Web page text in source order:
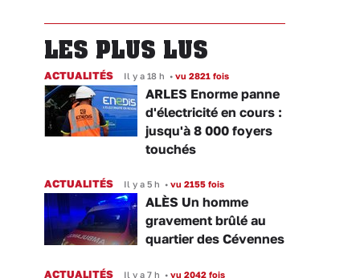
LES PLUS LUS
ACTUALITÉS Il y a 18 h • vu 2821 fois
ARLES Enorme panne
d'électricité en cours :
jusqu'à 8 000 foyers
touchés
ACTUALITÉS Il y a 5 h • vu 2155 fois
ALÈS Un homme
gravement brûlé au
quartier des Cévennes
ACTUALITÉS Il y a 7 h • vu 2042 fois